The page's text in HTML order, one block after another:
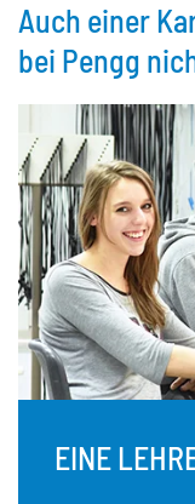
Auch einer
bei Pengg
EINE